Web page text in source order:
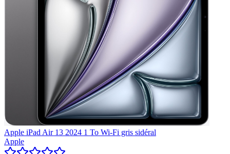
Apple iPad Air 13 2024 1 To Wi-Fi gris sidéral
Apple